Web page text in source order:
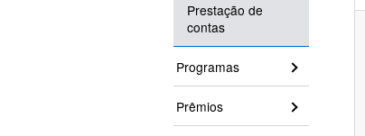
Prestação de
contas
Programas
Prêmios